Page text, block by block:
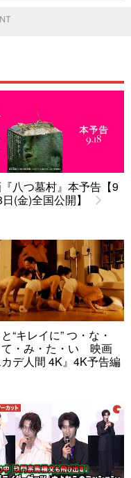
八つ墓村』本予告【9
(金)全国公開】
“キレイに” つ・な・
て・み・た・い 映画
カデ人間 4K』4K予告編